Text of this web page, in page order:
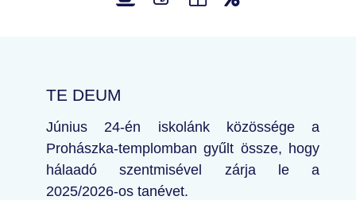
TE DEUM
Június 24-én iskolánk közössége a
Prohászka-templomban gyűlt össze, hogy
hálaadó szentmisével zárja le a
2025/2026-os tanévet.